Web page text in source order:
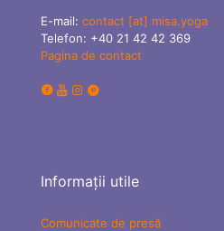
E-mail: contact [at] misa.yoga
Telefon: +40 21 42 42 369
Pagina de contact
Informații utile
Comunicate de presă